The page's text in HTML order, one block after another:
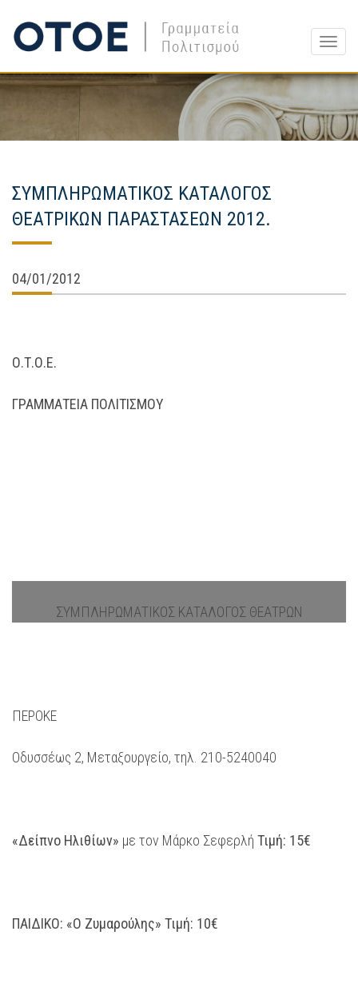
ΣΥΜΠΛΗΡΩΜΑΤΙΚΟΣ ΚΑΤΑΛΟΓΟΣ
ΘΕΑΤΡΙΚΩΝ ΠΑΡΑΣΤΑΣΕΩΝ 2012.
04/01/2012
Ο.Τ.Ο.Ε.
ΓΡΑΜΜΑΤΕΙΑ ΠΟΛΙΤΙΣΜΟΥ
ΣΥΜΠΛΗΡΩΜΑΤΙΚΟΣ ΚΑΤΑΛΟΓΟΣ ΘΕΑΤΡΩΝ
ΠΕΡΟΚΕ
Οδυσσέως 2, Μεταξουργείο, τηλ. 210-5240040
«Δείπνο Ηλιθίων» με τον Μάρκο Σεφερλή Τιμή: 15€
ΠΑΙΔΙΚΟ: «Ο Ζυμαρούλης» Τιμή: 10€